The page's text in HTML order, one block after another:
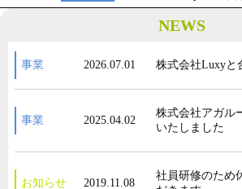
NEWS
事業 2026.07.01 株式会社Luxyと
事業 2025.04.02
株式会社アガル
いたしました
お知らせ 2019.11.08
社員研修のため